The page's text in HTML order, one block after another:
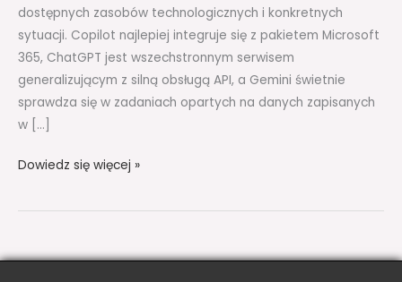
dostępnych zasobów technologicznych i konkretnych
sytuacji. Copilot najlepiej integruje się z pakietem Microsoft
365, ChatGPT jest wszechstronnym serwisem
generalizującym z silną obsługą API, a Gemini świetnie
sprawdza się w zadaniach opartych na danych zapisanych
w […]
Dowiedz się więcej »